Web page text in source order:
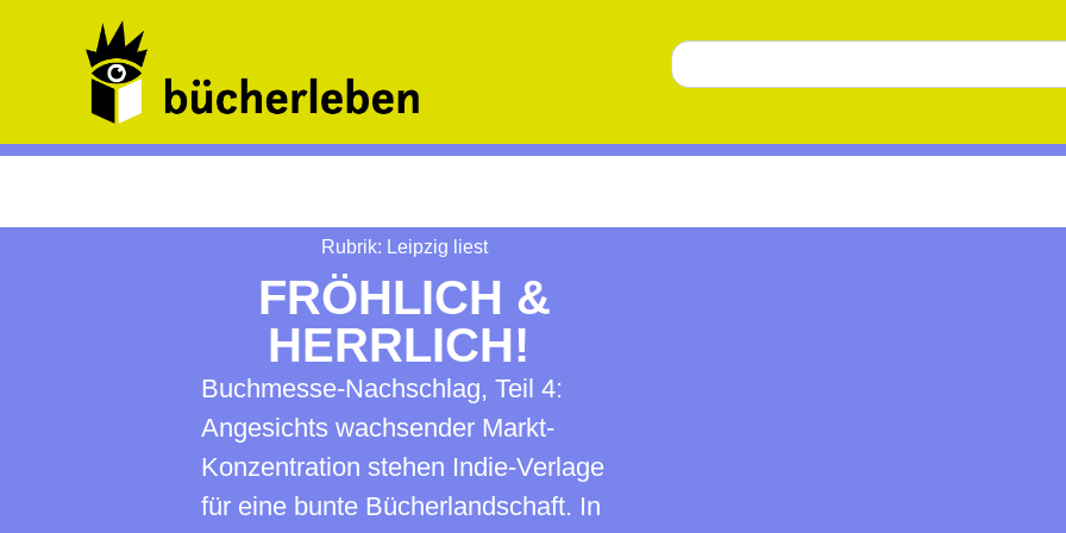
Rubrik: Leipzig liest
FRÖHLICH &
HERRLICH!
Buchmesse-Nachschlag, Teil 4:
Angesichts wachsender Markt-
Konzentration stehen Indie-Verlage
für eine bunte Bücherlandschaft. In